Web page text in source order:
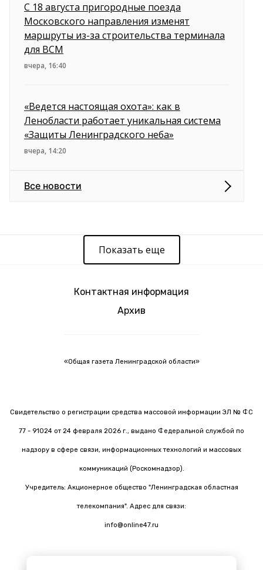
С 18 августа пригородные поезда
Московского направления изменят
маршруты из-за строительства терминала
для ВСМ
вчера, 16:40
«Ведется настоящая охота»: как в
Ленобласти работает уникальная система
«Защиты Ленинградского неба»
вчера, 14:20
Все новости
Показать еще
Контактная информация
Архив
«Общая газета Ленинградской области»
Свидетельство о регистрации средства массовой информации ЭЛ № ФС
77 - 91024 от 24 февраля 2026 г., выдано Федеральной службой по
надзору в сфере связи, информационных технологий и массовых
коммуникаций (Роскомнадзор).
Учредитель: Акционерное общество "Ленинградская областная
телекомпания". Адрес для связи:
info@online47.ru